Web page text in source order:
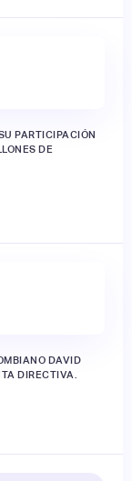
PARTICIPACIÓN
DE
DAVID
DIRECTIVA.